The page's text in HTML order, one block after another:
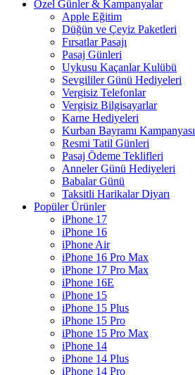
Özel Günler & Kampanyalar
Apple Eğitim
Düğün ve Çeyiz Paketleri
Fırsatlar Pasajı
Pasaj Günleri
Uykusu Kaçanlar Kulübü
Sevgililer Günü Hediyeleri
Vergisiz Telefonlar
Vergisiz Bilgisayarlar
Karne Hediyeleri
Kurban Bayramı Kampanyası
Resmi Tatil Günleri
Pasaj Ödeme Teklifleri
Anneler Günü Hediyeleri
Babalar Günü
Taksitli Harikalar Diyarı
Popüler Ürünler
iPhone 17
iPhone 16
iPhone Air
iPhone 16 Pro Max
iPhone 17 Pro Max
iPhone 16E
iPhone 15
iPhone 15 Plus
iPhone 15 Pro
iPhone 15 Pro Max
iPhone 14
iPhone 14 Plus
iPhone 14 Pro